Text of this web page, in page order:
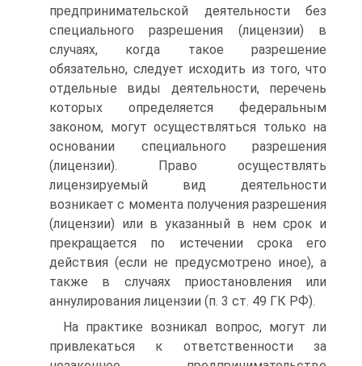
предпринимательской деятельности без
специального разрешения (лицензии) в
случаях, когда такое разрешение
обязательно, следует исходить из того, что
отдельные виды деятельности, перечень
которых определяется федеральным
законом, могут осуществляться только на
основании специального разрешения
(лицензии). Право осуществлять
лицензируемый вид деятельности
возникает с момента получения разрешения
(лицензии) или в указанный в нем срок и
прекращается по истечении срока его
действия (если не предусмотрено иное), а
также в случаях приостановления или
аннулирования лицензии (п. 3 ст. 49 ГК РФ).
На практике возникал вопрос, могут ли
привлекаться к ответственности за